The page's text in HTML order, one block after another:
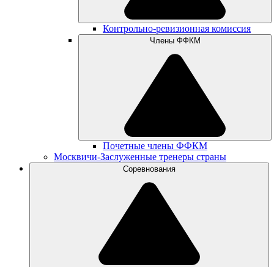
Контрольно-ревизионная комиссия
Члены ФФКМ
Почетные члены ФФКМ
Москвичи-Заслуженные тренеры страны
Соревнования